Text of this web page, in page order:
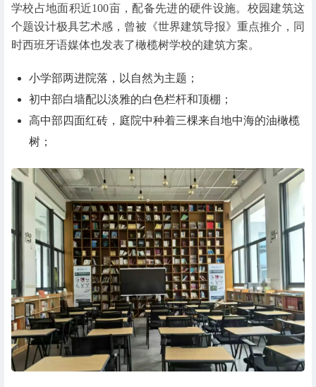
学校占地面积近100亩，配备先进的硬件设施。校园建筑这
个题设计极具艺术感，曾被《世界建筑导报》重点推介，同
时西班牙语媒体也发表了橄榄树学校的建筑方案。
小学部两进院落，以自然为主题；
初中部白墙配以淡雅的白色栏杆和顶棚；
高中部四面红砖，庭院中种着三棵来自地中海的油橄榄
树；